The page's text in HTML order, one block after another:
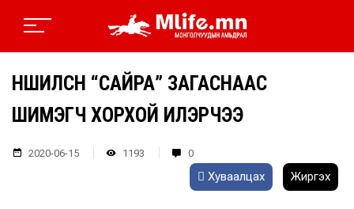
НӨӨШИЛСӨН “САЙРА” ЗАГАСНААС
ШИМЭГЧ ХОРХОЙ ИЛЭРЧЭЭ
2020-06-15 1193 0
Хуваалцах Жиргэх